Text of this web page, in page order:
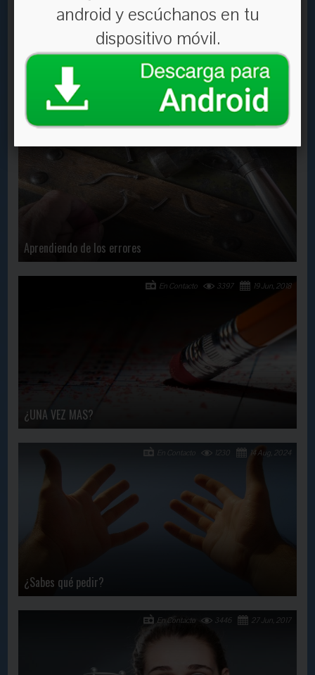
No se requiere de grandes cosas
Aprendiendo de los errores
3 Oct, 2019
¿UNA VEZ MAS?
19 Jun, 2018
3397
En Contacto
¿Sabes qué pedir?
14 Aug, 2024
1230
En Contacto
27 Jun, 2017
3446
En Contacto
android y escúchanos en tu
dispositivo móvil.